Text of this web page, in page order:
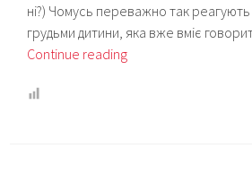
ні?) Чомусь переважно так реагують
грудьми дитини, яка вже вміє
Continue readingТандем